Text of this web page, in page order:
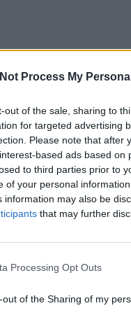
Process My
out of the sale, sharing to
for targeted advertising
Please note that after
based ads based
to third parties prior to
of your personal
information may also be
that may further
Processing Opt Outs
of the Sharing of my